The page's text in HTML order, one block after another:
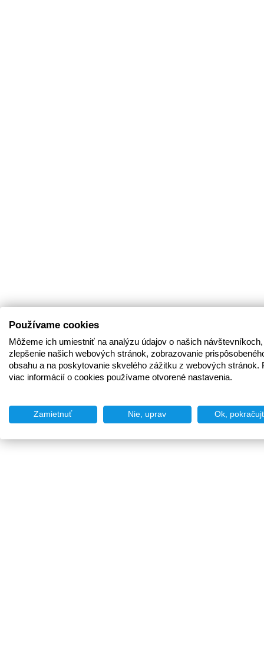
Používame cookies
Môžeme ich umiestniť na analýzu údajov o našich
zlepšenie našich webových stránok, zobrazovanie
obsahu a na poskytovanie skvelého zážitku z webových stránok.
viac informácií o cookies používame otvorené nastavenia.
Zamietnuť Nie, uprav Ok,